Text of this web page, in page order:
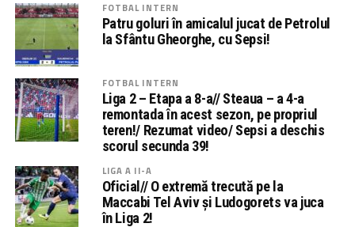
FOTBAL INTERN
Patru goluri în amicalul jucat de Petrolul
la Sfântu Gheorghe, cu Sepsi!
FOTBAL INTERN
Liga 2 – Etapa a 8-a// Steaua – a 4-a
remontada în acest sezon, pe propriul
teren!/ Rezumat video/ Sepsi a deschis
scorul secunda 39!
LIGA A II-A
Oficial// O extremă trecută pe la
Maccabi Tel Aviv și Ludogorets va juca
în Liga 2!